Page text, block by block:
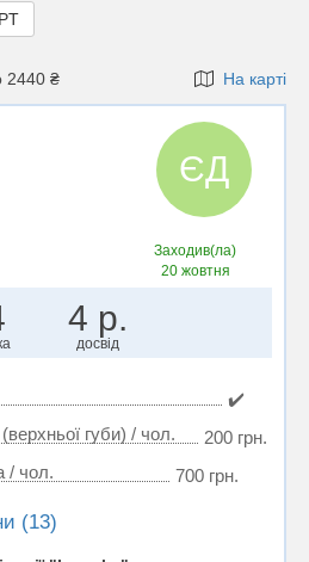
2440 ₴ На карті
ЄД
Заходив(ла)
20 жовтня
4 р.
досвід
✔️
губи) / чол.
200 грн.
/ чол.
700 грн.
(13)